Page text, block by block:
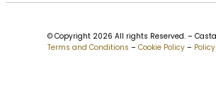
© Copyright 2026 All rights Reserved. –
Terms and Conditions – Cookie Policy –